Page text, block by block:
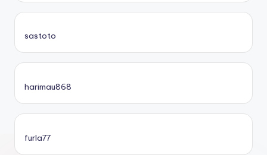
sastoto
harimau868
furla77